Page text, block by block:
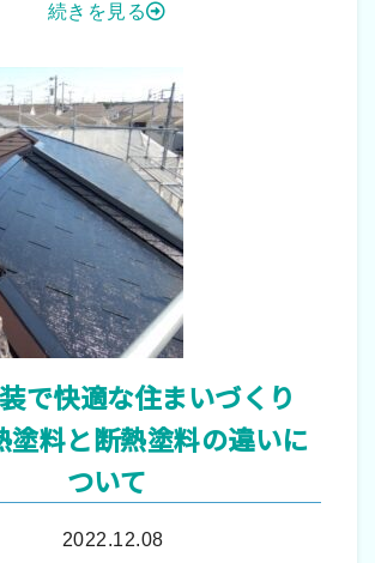
続きを見る
で快適な住まいづくり
塗料と断熱塗料の違いに
ついて
2022.12.08